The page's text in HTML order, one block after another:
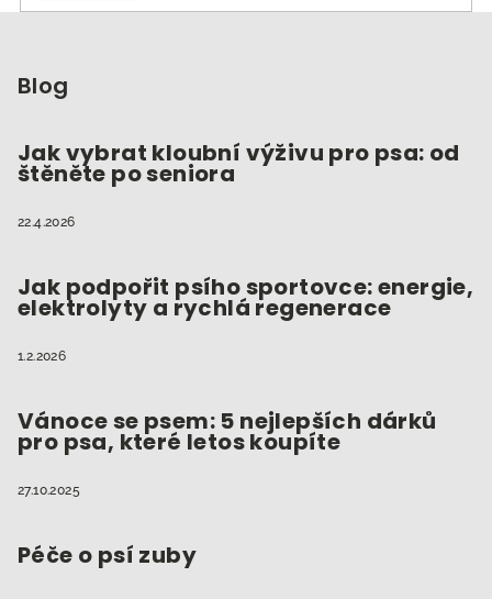
Blog
Jak vybrat kloubní výživu pro psa: od
štěněte po seniora
22.4.2026
Jak podpořit psího sportovce: energie,
elektrolyty a rychlá regenerace
1.2.2026
Vánoce se psem: 5 nejlepších dárků
pro psa, které letos koupíte
27.10.2025
Péče o psí zuby